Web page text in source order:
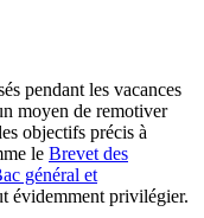
pendant les vacances
moyen de remotiver
objectifs précis à
le Brevet des
général et
évidemment privilégier.